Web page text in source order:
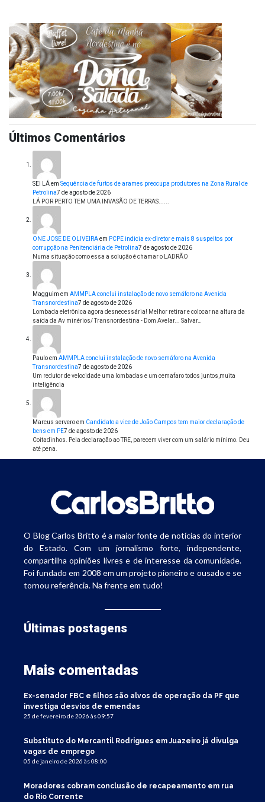
Últimos Comentários
SEI LÁem Sequência de furtos de arames preocupa produtores na Zona Rural de
Petrolina7 de agosto de 2026
LÁ POR PERTO TEM UMA INVASÃO DE TERRAS......
ONE JOSE DE OLIVEIRAem PCPE indicia ex-diretor e mais 8 suspeitos por
corrupção na Penitenciária de Petrolina7 de agosto de 2026
Numa situação como essa a solução é chamar o LADRÃO
Magguim em AMMPLA conclui instalação de novo semáforo na Avenida
Transnordestina7 de agosto de 2026
Lombada eletrônica agora desnecessária! Melhor retirar e colocar na altura da
saída da Av minérios/ Transnordestina - Dom Avelar... Salvar…
Pauloem AMMPLA conclui instalação de novo semáforo na Avenida
Transnordestina7 de agosto de 2026
Um redutor de velocidade uma lombadas e um cemafaro todos juntos,muita
inteligência
Marcus serveroem Candidato a vice de João Campos tem maior declaração de
bens em PE7 de agosto de 2026
Coitadinhos. Pela declaração ao TRE, parecem viver com um salário mínimo. Deu
até pena.
O Blog Carlos Britto é a maior fonte de notícias do interior
do Estado. Com um jornalismo forte, independente,
compartilha opiniões livres e de interesse da comunidade.
Foi fundado em 2008 em um projeto pioneiro e ousado e se
tornou referência. Na frente em tudo!
Últimas postagens
Mais comentadas
Ex-senador FBC e filhos são alvos de operação da PF que
investiga desvios de emendas
25 de fevereiro de 2026 às 09:57
Substituto do Mercantil Rodrigues em Juazeiro já divulga
vagas de emprego
05 de janeiro de 2026 às 08:00
Moradores cobram conclusão de recapeamento em rua
do Rio Corrente